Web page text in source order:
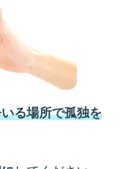
る場所で孤独を